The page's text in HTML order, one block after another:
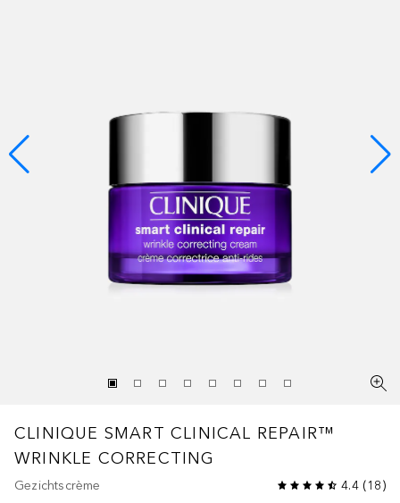
CLINIQUE SMART CLINICAL REPAIR™
WRINKLE CORRECTING
Gezichtscrème 4.4(18)